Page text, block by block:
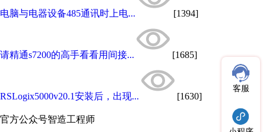
电脑与电器设备485通讯时上电... [1394]
请精通s7200的高手看看用间接... [1685]
RSLogix5000v20.1安装后，出现... [1630]
官方公众号智造工程师
客服